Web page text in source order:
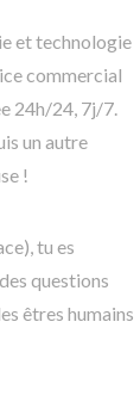
et technologie
commercial
24h/24, 7j/7.
un autre
!
tu es
questions
êtres humains